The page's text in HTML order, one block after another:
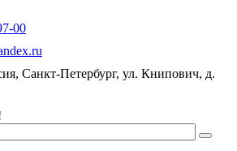
00
Санкт-Петербург, ул. Книпович, д.